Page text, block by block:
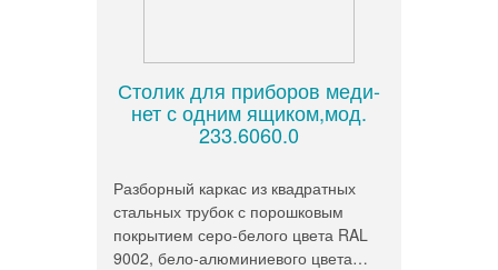
Столик для приборов меди-
нет с одним ящиком,мод.
233.6060.0
Разборный каркас из квадратных
стальных трубок с порошковым
покрытием серо-белого цвета RAL
9002, бело-алюминиевого цвета…